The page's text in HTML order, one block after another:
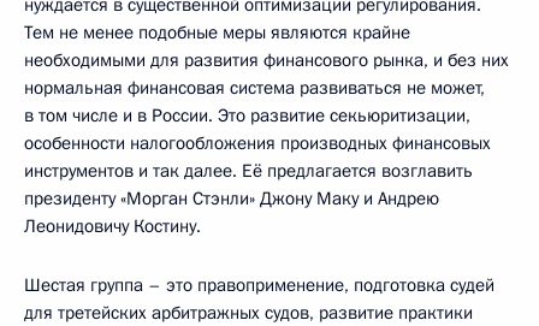
Тем не менее подобные меры являются крайне
необходимыми для развития финансового рынка, и без них
нормальная финансовая система развиваться не может,
в том числе и в России. Это развитие секьюритизации,
особенности налогообложения производных финансовых
инструментов и так далее. Её предлагается возглавить
президенту «Морган Стэнли» Джону Маку и Андрею
Леонидовичу Костину.
Шестая группа – это правоприменение, подготовка судей
для третейских арбитражных судов, развитие практики